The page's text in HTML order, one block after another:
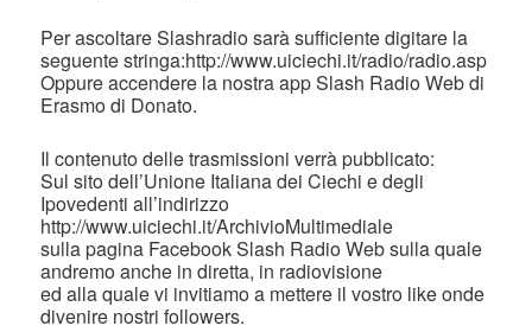
Per ascoltare Slashradio sarà sufficiente digitare la
seguente stringa:http://www.uiciechi.it/radio/radio.asp
Oppure accendere la nostra app Slash Radio Web di
Erasmo di Donato.
Il contenuto delle trasmissioni verrà pubblicato:
Sul sito dell’Unione Italiana dei Ciechi e degli
Ipovedenti all’indirizzo
http://www.uiciechi.it/ArchivioMultimediale
sulla pagina Facebook Slash Radio Web sulla quale
andremo anche in diretta, in radiovisione
ed alla quale vi invitiamo a mettere il vostro like onde
divenire nostri followers.